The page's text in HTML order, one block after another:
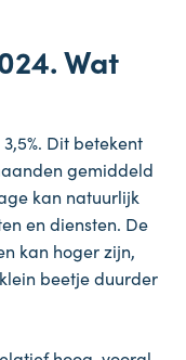
Wat
Dit betekent
gemiddeld
kan natuurlijk
en diensten. De
kan hoger zijn,
beetje duurder